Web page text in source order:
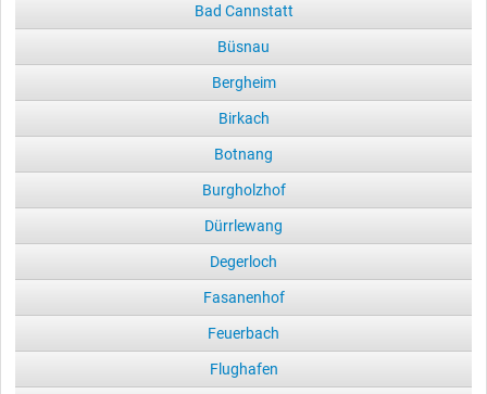
Bad Cannstatt
Büsnau
Bergheim
Birkach
Botnang
Burgholzhof
Dürrlewang
Degerloch
Fasanenhof
Feuerbach
Flughafen